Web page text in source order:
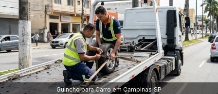
Guincho para Carro em Campinas‑SP